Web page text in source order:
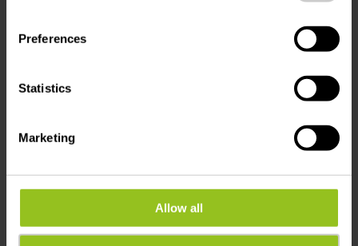
Preferences
Statistics
Marketing
Allow all
Personnes
Titre